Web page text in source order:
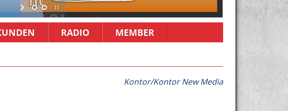
RADIO MEMBER
Kontor/Kontor New Media